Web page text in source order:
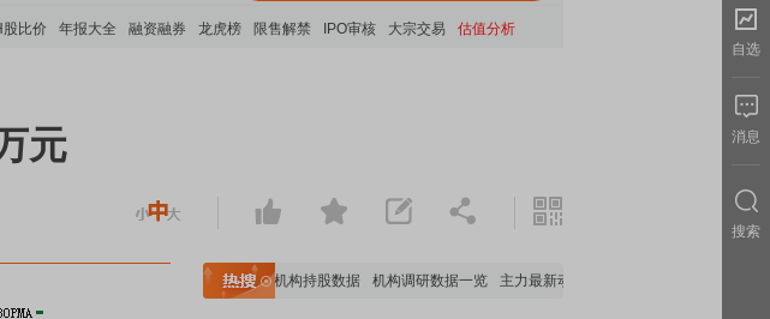
股比价 年报大全 融资融券 龙虎榜 限售解禁 IPO审核 大宗交易 估值分析
元
A股估值分析全览 重要机构持股数据 机构调研数据一览 主力最新动向
自选
消息
搜索